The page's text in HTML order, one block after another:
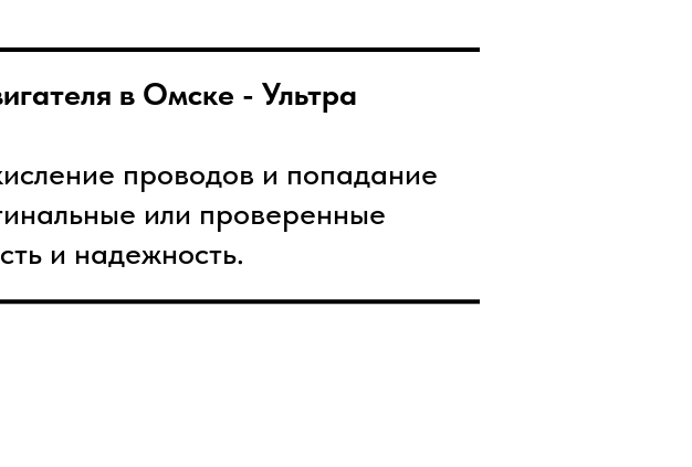
в Омске - Ультра
проводов и попадание
или проверенные
и надежность.